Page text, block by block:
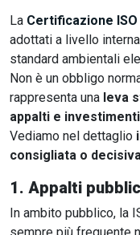
La Certificazione ISO
adottati a livello
standard ambientali
Non è un obbligo
rappresenta una leva
appalti e investimenti
Vediamo nel dettaglio
consigliata o
1. Appalti
In ambito pubblico, la